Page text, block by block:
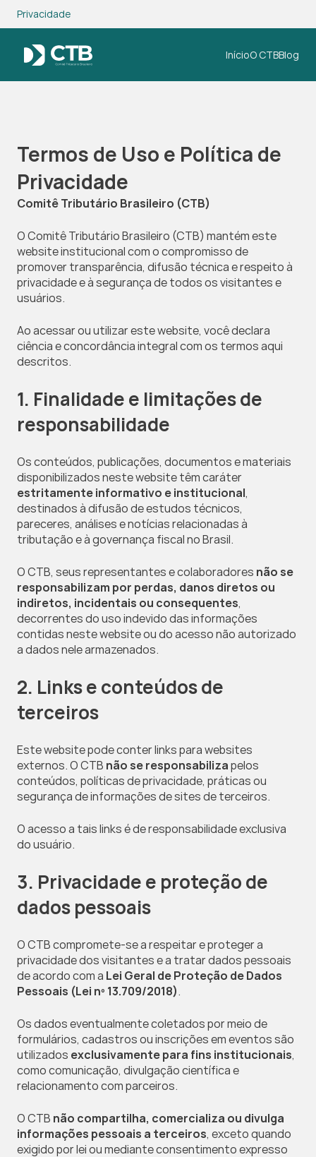
Privacidade
InícioO CTBBlog
Termos de Uso e Política de
Privacidade
Comitê Tributário Brasileiro (CTB)
O Comitê Tributário Brasileiro (CTB) mantém este
website institucional com o compromisso de
promover transparência, difusão técnica e respeito à
privacidade e à segurança de todos os visitantes e
usuários.
Ao acessar ou utilizar este website, você declara
ciência e concordância integral com os termos aqui
descritos.
1. Finalidade e limitações de
responsabilidade
Os conteúdos, publicações, documentos e materiais
estritamente informativo e institucional,
destinados à difusão de estudos técnicos,
pareceres, análises e notícias relacionadas à
tributação e à governança fiscal no Brasil.
O CTB, seus representantes e colaboradores não se
responsabilizam por perdas, danos diretos ou
indiretos, incidentais ou consequentes,
decorrentes do uso indevido das informações
contidas neste website ou do acesso não autorizado
a dados nele armazenados.
2. Links e conteúdos de
terceiros
Este website pode conter links para websites
externos. O CTB não se responsabiliza pelos
conteúdos, políticas de privacidade, práticas ou
segurança de informações de sites de terceiros.
O acesso a tais links é de responsabilidade exclusiva
do usuário.
3. Privacidade e proteção de
dados pessoais
O CTB compromete-se a respeitar e proteger a
privacidade dos visitantes e a tratar dados pessoais
de acordo com a Lei Geral de Proteção de Dados
Pessoais (Lei nº 13.709/2018).
Os dados eventualmente coletados por meio de
formulários, cadastros ou inscrições em eventos são
utilizados exclusivamente para fins institucionais,
como comunicação, divulgação científica e
relacionamento com parceiros.
O CTB não compartilha, comercializa ou divulga
informações pessoais a terceiros, exceto quando
exigido por lei ou mediante consentimento expresso